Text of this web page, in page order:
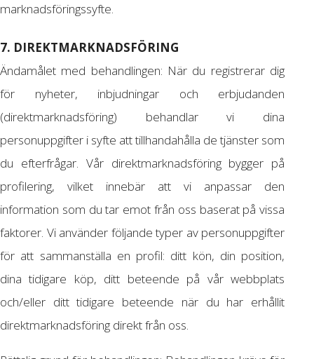
marknadsföringssyfte.
7. DIREKTMARKNADSFÖRING
Ändamålet med behandlingen: När du registrerar dig
för nyheter, inbjudningar och erbjudanden
(direktmarknadsföring) behandlar vi dina
personuppgifter i syfte att tillhandahålla de tjänster som
du efterfrågar. Vår direktmarknadsföring bygger på
profilering, vilket innebär att vi anpassar den
information som du tar emot från oss baserat på vissa
faktorer. Vi använder följande typer av personuppgifter
för att sammanställa en profil: ditt kön, din position,
dina tidigare köp, ditt beteende på vår webbplats
och/eller ditt tidigare beteende när du har erhållit
direktmarknadsföring direkt från oss.